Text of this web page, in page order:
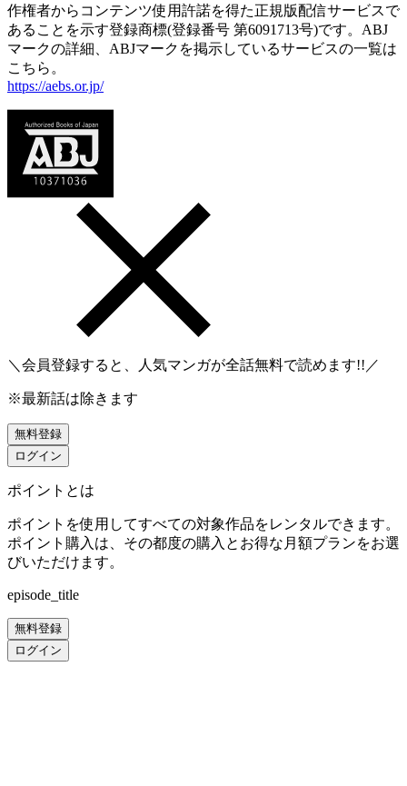
作権者からコンテンツ使用許諾を得た正規版配信サービスで
あることを示す登録商標(登録番号 第6091713号)です。ABJ
マークの詳細、ABJマークを掲示しているサービスの一覧は
こちら。
https://aebs.or.jp/
＼会員登録すると、人気マンガが全話無料で読めます!!／
※最新話は除きます
無料登録
ログイン
ポイントとは
ポイントを使用してすべての対象作品をレンタルできます。
ポイント購入は、その都度の購入とお得な月額プランをお選
びいただけます。
episode_title
無料登録
ログイン